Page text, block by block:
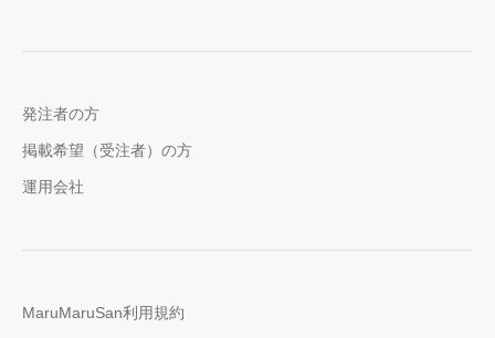
発注者の方
掲載希望（受注者）の方
運用会社
MaruMaruSan利用規約